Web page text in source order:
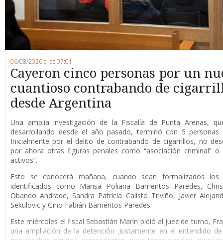
06/08/2026 a las 07:01
Cayeron cinco personas por un
cuantioso contrabando de
desde Argentina
Una amplia investigación de la Fiscalía de Punta Arenas,
desarrollando desde el año pasado, terminó con 5 personas
Inicialmente por el delito de contrabando de cigarrillos, no
por ahora otras figuras penales como “asociación criminal” o
activos”.
Esto se conocerá mañana, cuando sean formalizados los
identificados como Marisa Poliana Barrientos Paredes,
Obando Andrade, Sandra Patricia Calisto Triviño, Javier
Sekulovic y Gino Fabián Barrientos Paredes.
Este miércoles el fiscal Sebastián Marín pidió al juez de turno,
una ampliación de la detención. Justamente en el entendido